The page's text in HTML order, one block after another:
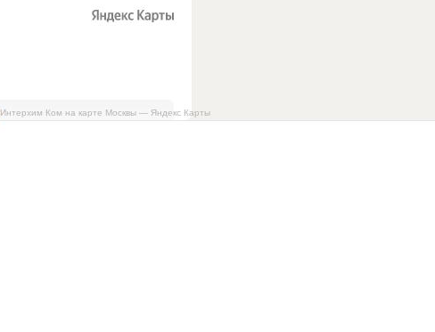
Интерхим Ком на карте Москвы — Яндекс Карты